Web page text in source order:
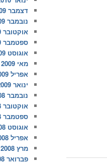
דצמבר 2009
נובמבר 2009
אוקטובר 2009
ספטמבר 2009
אוגוסט 2009
מאי 2009
אפריל 2009
ינואר 2009
נובמבר 2008
אוקטובר 2008
ספטמבר 2008
אוגוסט 2008
אפריל 2008
מרץ 2008
פברואר 2008